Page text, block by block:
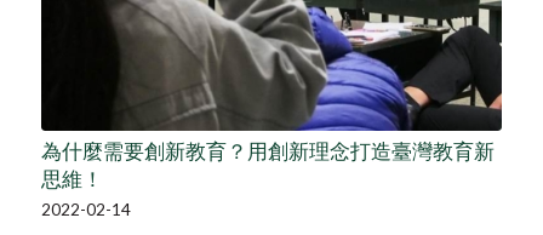
為什麼需要創新教育？用創新理念打造臺灣教育新
思維！
2022-02-14